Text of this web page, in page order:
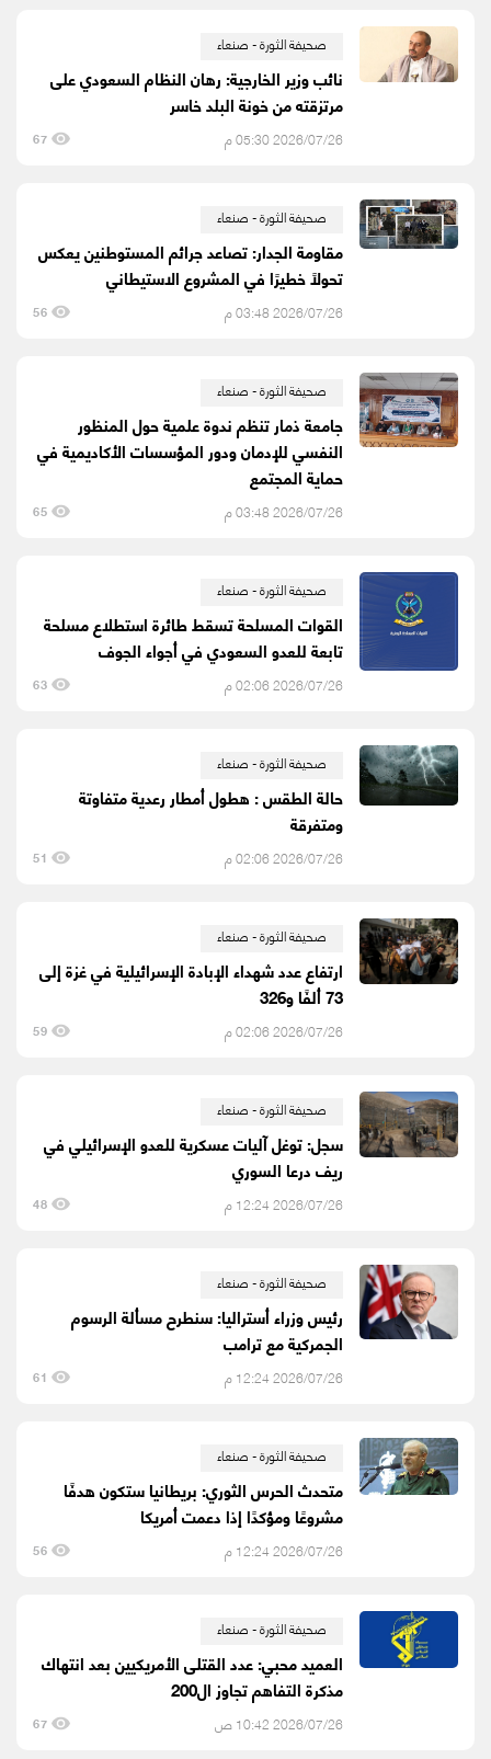
صحيفة الثورة - صنعاء
نائب وزير الخارجية: رهان النظام السعودي على
مرتزقته من خونة البلد خاسر
2026/07/26 05:30 م 67
صحيفة الثورة - صنعاء
مقاومة الجدار: تصاعد جرائم المستوطنين يعكس
تحولًا خطيرًا في المشروع الاستيطاني
2026/07/26 03:48 م 56
صحيفة الثورة - صنعاء
جامعة ذمار تنظم ندوة علمية حول المنظور
النفسي للإدمان ودور المؤسسات الأكاديمية في
حماية المجتمع
2026/07/26 03:48 م 65
صحيفة الثورة - صنعاء
القوات المسلحة تسقط طائرة استطلاع مسلحة
تابعة للعدو السعودي في أجواء الجوف
2026/07/26 02:06 م 63
صحيفة الثورة - صنعاء
حالة الطقس : هطول أمطار رعدية متفاوتة
ومتفرقة
2026/07/26 02:06 م 51
صحيفة الثورة - صنعاء
ارتفاع عدد شهداء الإبادة الإسرائيلية في غزة إلى
73 ألفًا و326
2026/07/26 02:06 م 59
صحيفة الثورة - صنعاء
سجل: توغل آليات عسكرية للعدو الإسرائيلي في
ريف درعا السوري
2026/07/26 12:24 م 48
صحيفة الثورة - صنعاء
رئيس وزراء أستراليا: سنطرح مسألة الرسوم
الجمركية مع ترامب
2026/07/26 12:24 م 61
صحيفة الثورة - صنعاء
متحدث الحرس الثوري: بريطانيا ستكون هدفًا
مشروعًا ومؤكدًا إذا دعمت أمريكا
2026/07/26 12:24 م 56
صحيفة الثورة - صنعاء
العميد محبي: عدد القتلى الأمريكيين بعد انتهاك
مذكرة التفاهم تجاوز ال200
2026/07/26 10:42 ص 67